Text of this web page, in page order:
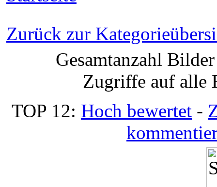
Zurück zur
Gesamtanzahl
Zugriffe auf alle
TOP 12: Hoch bewertet -